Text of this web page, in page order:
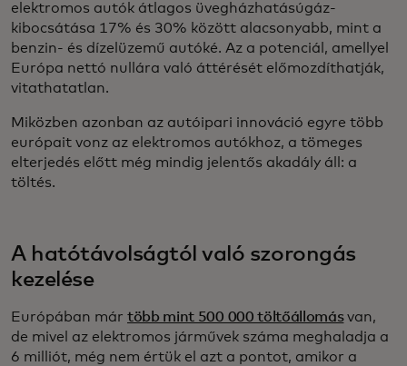
elektromos autók átlagos üvegházhatásúgáz-
kibocsátása 17% és 30% között alacsonyabb, mint a
benzin- és dízelüzemű autóké. Az a potenciál, amellyel
Európa nettó nullára való áttérését előmozdíthatják,
vitathatatlan.
Miközben azonban az autóipari innováció egyre több
európait vonz az elektromos autókhoz, a tömeges
elterjedés előtt még mindig jelentős akadály áll: a
töltés.
A hatótávolságtól való szorongás
kezelése
Európában már több mint 500 000 töltőállomásvan,
de mivel az elektromos járművek száma meghaladja a
6 milliót, még nem értük el azt a pontot, amikor a